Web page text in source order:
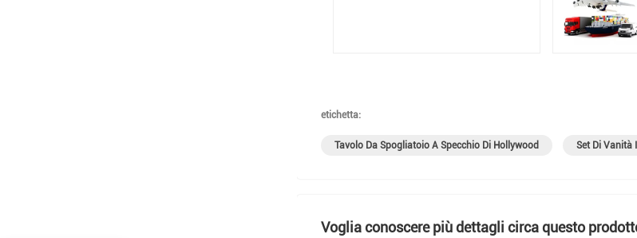
etichetta:
Tavolo Da Spogliatoio A Specchio Di Hollywood Set Di Vanità
Voglia conoscere più dettagli circa questo